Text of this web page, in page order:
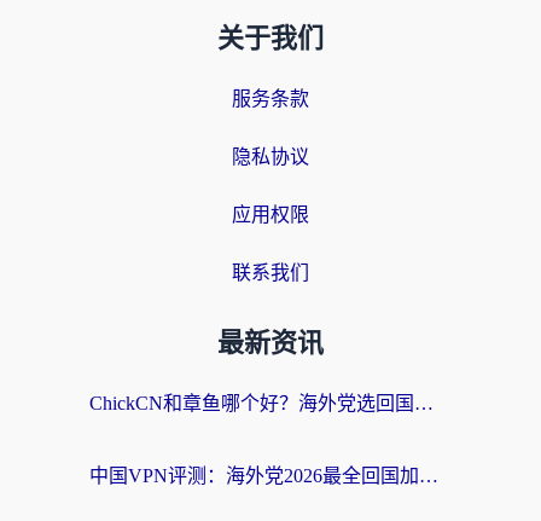
关于我们
服务条款
隐私协议
应用权限
联系我们
最新资讯
ChickCN和章鱼哪个好？海外党选回国加速器的3个关键维度 + 实用避坑指南
中国VPN评测：海外党2026最全回国加速器选择指南，告别地区限制不踩坑